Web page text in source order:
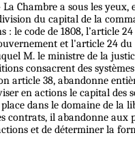
La Chambre a sous les yeux,
du capital de la
: le code de 1808, l’article
et l'article 24
M. le ministre de la
consacrent des
article 38, abandonne
en actions le capital des
dans le domaine de la
contrats, il abandonne aux
et de déterminer la